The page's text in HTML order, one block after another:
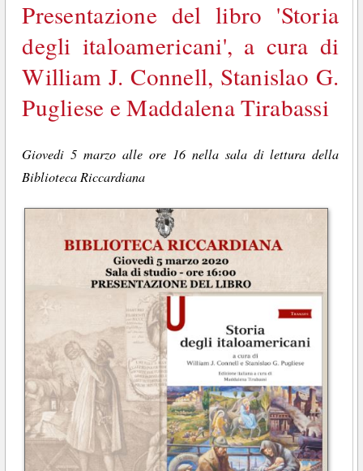
Presentazione del libro 'Storia
degli italoamericani', a cura di
William J. Connell, Stanislao G.
Pugliese e Maddalena Tirabassi
Giovedi 5 marzo alle ore 16 nella sala di lettura della
Biblioteca Riccardiana